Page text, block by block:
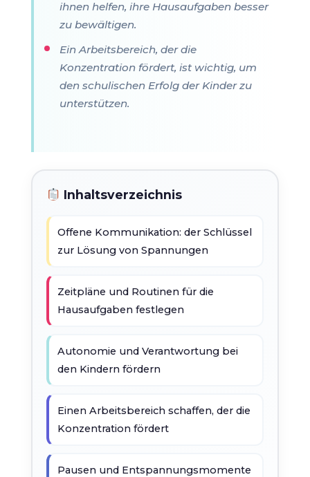
ihnen helfen, ihre Hausaufgaben besser
zu bewältigen.
Ein Arbeitsbereich, der die
Konzentration fördert, ist wichtig, um
den schulischen Erfolg der Kinder zu
unterstützen.
Inhaltsverzeichnis
Offene Kommunikation: der Schlüssel
zur Lösung von Spannungen
Zeitpläne und Routinen für die
Hausaufgaben festlegen
Autonomie und Verantwortung bei
den Kindern fördern
Einen Arbeitsbereich schaffen, der die
Konzentration fördert
Pausen und Entspannungsmomente